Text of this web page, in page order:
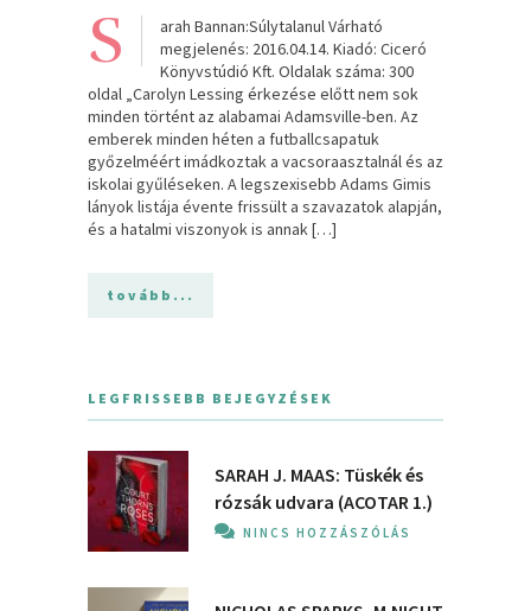
S
arah Bannan:Súlytalanul Várható
megjelenés: 2016.04.14. Kiadó: Ciceró
Könyvstúdió Kft. Oldalak száma: 300
oldal „Carolyn Lessing érkezése előtt nem sok
minden történt az alabamai Adamsville-ben. Az
emberek minden héten a futballcsapatuk
győzelméért imádkoztak a vacsoraasztalnál és az
iskolai gyűléseken. A legszexisebb Adams Gimis
lányok listája évente frissült a szavazatok alapján,
és a hatalmi viszonyok is annak […]
tovább...
LEGFRISSEBB BEJEGYZÉSEK
SARAH J. MAAS: Tüskék és
rózsák udvara (ACOTAR 1.)
NINCS HOZZÁSZÓLÁS